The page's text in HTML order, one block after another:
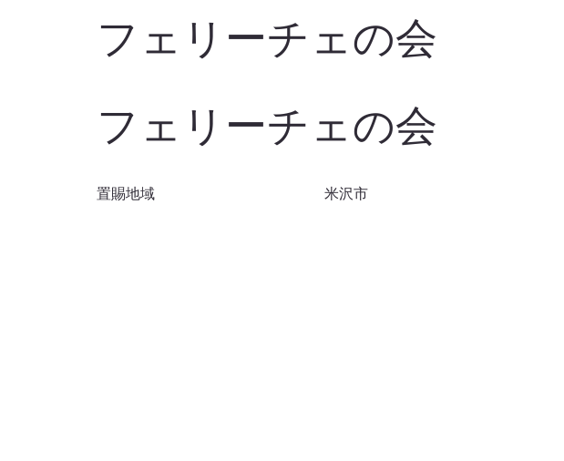
フェリーチェの会
フェリーチェの会
置賜地域 米沢市